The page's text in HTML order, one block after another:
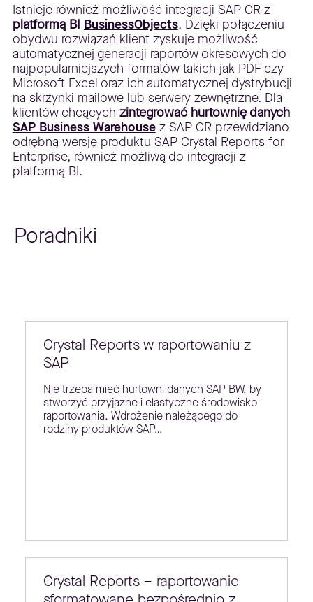
Istnieje również możliwość integracji SAP CR z
platformą BI BusinessObjects. Dzięki połączeniu
obydwu rozwiązań klient zyskuje możliwość
automatycznej generacji raportów okresowych do
najpopularniejszych formatów takich jak PDF czy
Microsoft Excel oraz ich automatycznej dystrybucji
na skrzynki mailowe lub serwery zewnętrzne. Dla
klientów chcących zintegrować hurtownię danych
SAP Business Warehousez SAP CR przewidziano
odrębną wersję produktu SAP Crystal Reports for
Enterprise, również możliwą do integracji z
platformą BI.
Poradniki
Crystal Reports w raportowaniu z
SAP
Nie trzeba mieć hurtowni danych SAP BW, by
stworzyć przyjazne i elastyczne środowisko
raportowania. Wdrożenie należącego do
rodziny produktów SAP…
Crystal Reports – raportowanie